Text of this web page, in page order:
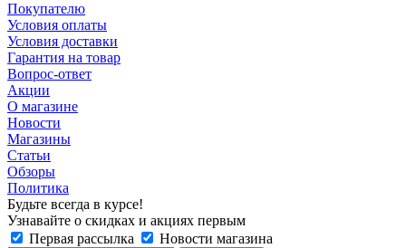
Покупателю
Условия оплаты
Условия доставки
Гарантия на товар
Вопрос-ответ
Акции
О магазине
Новости
Магазины
Статьи
Обзоры
Политика
Будьте всегда в курсе!
Узнавайте о скидках и акциях первым
Первая рассылка
Новости магазина